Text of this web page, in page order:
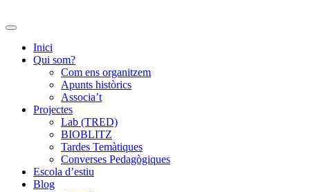
Inici
Qui som?
Com ens organitzem
Apunts històrics
Associa’t
Projectes
Lab (TRED)
BIOBLITZ
Tardes Temàtiques
Converses Pedagògiques
Escola d’estiu
Blog